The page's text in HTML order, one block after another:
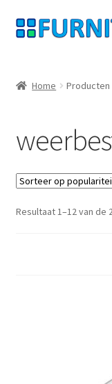
Ga
door
navigatie
Ga
naar
inhoud
Herroepingsrecht
Neem contact op
Home
Resultaat 1–12 van